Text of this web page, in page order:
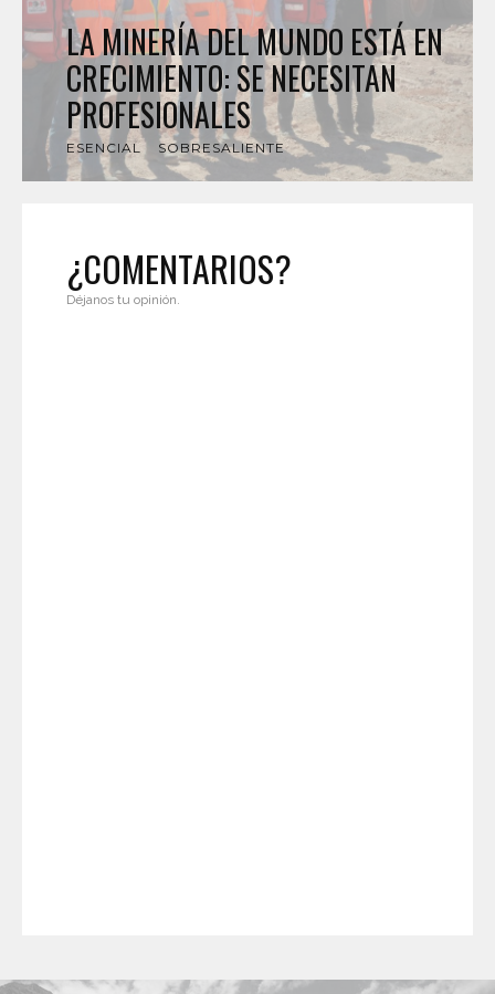
LA MINERÍA DEL MUNDO ESTÁ EN
CRECIMIENTO: SE NECESITAN
PROFESIONALES
ESENCIAL SOBRESALIENTE
¿COMENTARIOS?
Déjanos tu opinión.